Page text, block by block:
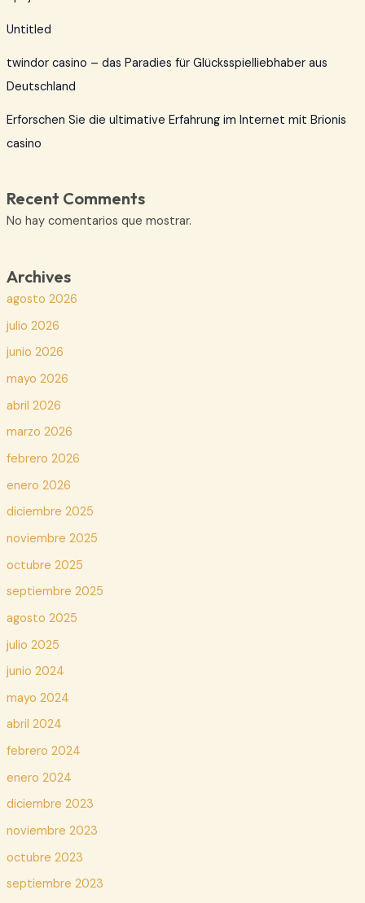
Untitled
twindor casino – das Paradies für Glücksspielliebhaber aus
Deutschland
Erforschen Sie die ultimative Erfahrung im Internet mit Brionis
casino
Recent Comments
No hay comentarios que mostrar.
Archives
agosto 2026
julio 2026
junio 2026
mayo 2026
abril 2026
marzo 2026
febrero 2026
enero 2026
diciembre 2025
noviembre 2025
octubre 2025
septiembre 2025
agosto 2025
julio 2025
junio 2024
mayo 2024
abril 2024
febrero 2024
enero 2024
diciembre 2023
noviembre 2023
octubre 2023
septiembre 2023